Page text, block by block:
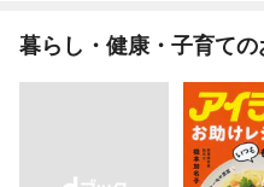
暮らし・健康・子育て